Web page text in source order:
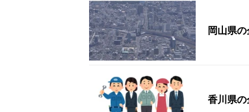
岡山県
香川県